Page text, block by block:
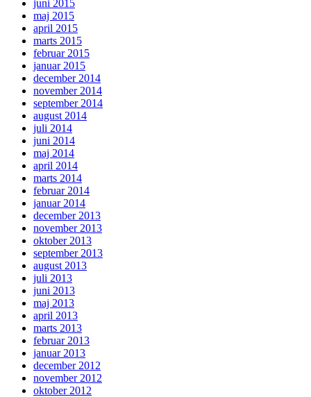
juni 2015
maj 2015
april 2015
marts 2015
februar 2015
januar 2015
december 2014
november 2014
september 2014
august 2014
juli 2014
juni 2014
maj 2014
april 2014
marts 2014
februar 2014
januar 2014
december 2013
november 2013
oktober 2013
september 2013
august 2013
juli 2013
juni 2013
maj 2013
april 2013
marts 2013
februar 2013
januar 2013
december 2012
november 2012
oktober 2012